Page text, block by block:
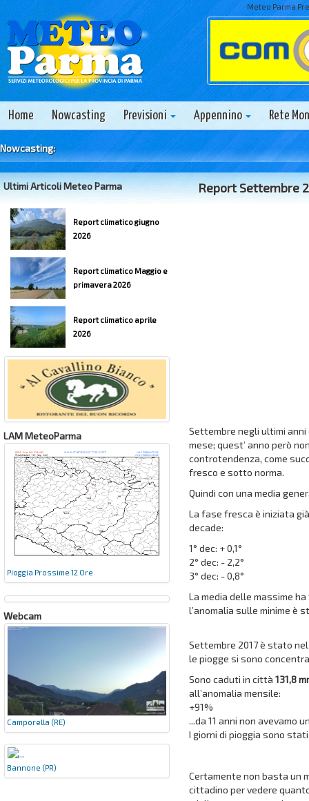
Meteo Parma
Home Nowcasting Previsioni Appennino Rete
Nowcasting:
Ultimi Articoli Meteo Parma
Report climatico giugno
2026
Report climatico Maggio e
primavera 2026
Report climatico aprile
2026
LAM MeteoParma
Pioggia Prossime 12 Ore
Webcam
Camporella (RE)
Bannone (PR)
Report Settembre
Settembre negli ultimi
mese; quest’ anno però
controtendenza, come
fresco e sotto norma.
Quindi con una media
La fase fresca è iniziata
decade:
1° dec: + 0,1°
2° dec: - 2,2°
3° dec: - 0,8°
La media delle massime
l’anomalia sulle minime è
Settembre 2017 è stato
le piogge si sono
Sono caduti in città131,8
all’anomalia mensile:
+91%
...da 11 anni non avevamo
I giorni di pioggia sono
Certamente non basta un
cittadino per vedere